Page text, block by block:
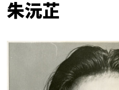
朱沅芷